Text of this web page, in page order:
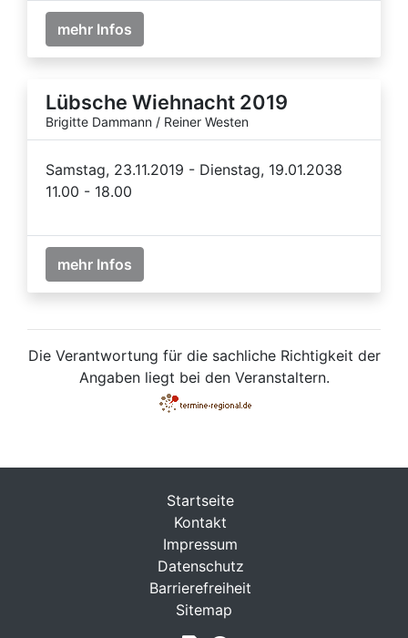
mehr Infos
Lübsche Wiehnacht 2019
Brigitte Dammann / Reiner Westen
Samstag, 23.11.2019 - Dienstag, 19.01.2038
11.00 - 18.00
mehr Infos
Die Verantwortung für die sachliche Richtigkeit der
Angaben liegt bei den Veranstaltern.
Startseite
Kontakt
Impressum
Datenschutz
Barrierefreiheit
Sitemap